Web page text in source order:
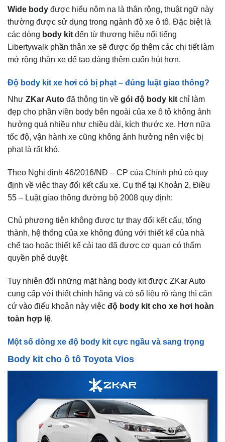
Wide body được hiểu nôm na là thân rộng, thuật ngữ này
thường được sử dụng trong ngành độ xe ô tô. Đặc biệt là
các dòng body kit đến từ thương hiệu nổi tiếng
Libertywalk phần thân xe sẽ được ốp thêm các chi tiết làm
mở rộng thân xe để tạo dáng thêm cuốn hút hơn.
Độ body kit xe hơi có bị phạt – đúng luật giao thông?
Như ZKar Auto đã thông tin về gói độ body kit chỉ làm
đẹp cho phần viền body bên ngoài của xe ô tô không ảnh
hưởng quá nhiều như chiều dài, kích thước xe. Hơn nữa
tốc độ, vận hành xe cũng không ảnh hưởng nên việc bị
phạt là rất khó.
Theo Nghị định 46/2016/NĐ – CP của Chính phủ có quy
định về việc thay đổi kết cấu xe. Cụ thể tại Khoản 2, Điều
55 – Luật giao thông đường bộ 2008 quy định:
Chủ phương tiện không được tự thay đổi kết cấu, tổng
thành, hệ thống của xe không đúng với thiết kế của nhà
chế tạo hoặc thiết kế cải tạo đã được cơ quan có thẩm
quyền phê duyệt.
Tuy nhiên đối những mặt hàng body kit được ZKar Auto
cung cấp với thiết chính hãng và có số liệu rõ ràng thì căn
cứ vào điểu khoản này việc độ body kit cho xe hơi hoàn
toàn hợp lệ.
Một số dòng xe độ body kit cực ngầu và sang trọng
Body kit cho ô tô Toyota Vios